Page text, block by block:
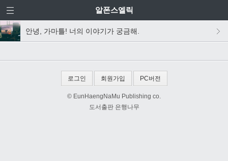
알폰스엘릭
안녕, 가마틀! 너의 이야기가 궁금해.
로그인 회원가입 PC버전
© EunHaengNaMu Publishing co.
도서출판 은행나무